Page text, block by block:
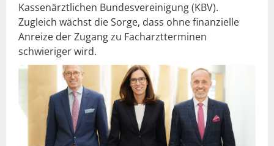
Kassenärztlichen Bundesvereinigung (KBV).
Zugleich wächst die Sorge, dass ohne finanzielle
Anreize der Zugang zu Facharztterminen
schwieriger wird.